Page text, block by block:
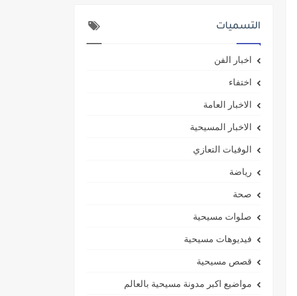
التسميات
اخبار الفن
اختفاء
الاخبار العامة
الاخبار المسيحية
الوفيات التعازي
رياضة
صحة
صلوات مسيحية
فيديوهات مسيحية
قصص مسيحية
مواضيع اكبر مدونة مسيحية بالعالم